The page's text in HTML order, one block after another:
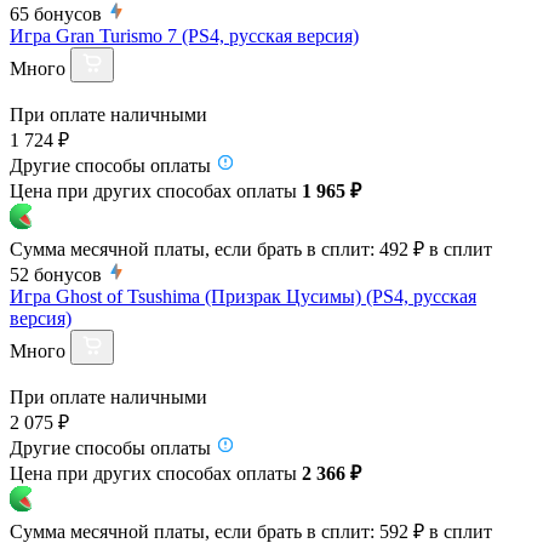
65 бонусов
Игра Gran Turismo 7 (PS4, русская версия)
Много
При оплате наличными
1 724 ₽
Другие способы оплаты
Цена при других способах оплаты 1 965 ₽
Сумма месячной платы, если брать в сплит: 492 ₽ в сплит
52 бонусов
Игра Ghost of Tsushima (Призрак Цусимы) (PS4, русская
версия)
Много
При оплате наличными
2 075 ₽
Другие способы оплаты
Цена при других способах оплаты 2 366 ₽
Сумма месячной платы, если брать в сплит: 592 ₽ в сплит